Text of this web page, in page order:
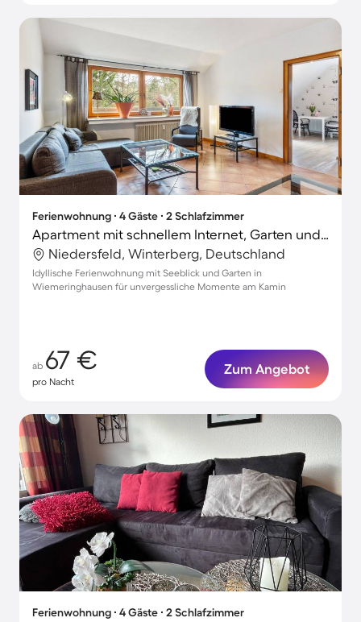
Ferienwohnung ∙ 4 Gäste ∙ 2 Schlafzimmer
Apartment mit schnellem Internet, Garten und Terrasse | Flussblick | Ideal für Homeoffice
Niedersfeld, Winterberg, Deutschland
Idyllische Ferienwohnung mit Seeblick und Garten in
Wiemeringhausen für unvergessliche Momente am Kamin
ab 67 €
pro Nacht
Zum Angebot
Ferienwohnung ∙ 4 Gäste ∙ 2 Schlafzimmer